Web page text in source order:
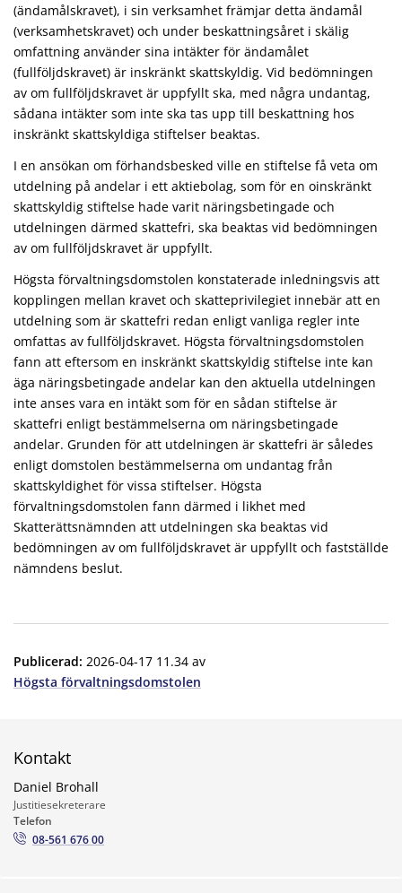
(ändamålskravet), i sin verksamhet främjar detta ändamål
(verksamhetskravet) och under beskattningsåret i skälig
omfattning använder sina intäkter för ändamålet
(fullföljdskravet) är inskränkt skattskyldig. Vid bedömningen
av om fullföljdskravet är uppfyllt ska, med några undantag,
sådana intäkter som inte ska tas upp till beskattning hos
inskränkt skattskyldiga stiftelser beaktas.
I en ansökan om förhandsbesked ville en stiftelse få veta om
utdelning på andelar i ett aktiebolag, som för en oinskränkt
skattskyldig stiftelse hade varit näringsbetingade och
utdelningen därmed skattefri, ska beaktas vid bedömningen
av om fullföljdskravet är uppfyllt.
Högsta förvaltningsdomstolen konstaterade inledningsvis att
kopplingen mellan kravet och skatteprivilegiet innebär att en
utdelning som är skattefri redan enligt vanliga regler inte
omfattas av fullföljdskravet. Högsta förvaltningsdomstolen
fann att eftersom en inskränkt skattskyldig stiftelse inte kan
äga näringsbetingade andelar kan den aktuella utdelningen
inte anses vara en intäkt som för en sådan stiftelse är
skattefri enligt bestämmelserna om näringsbetingade
andelar. Grunden för att utdelningen är skattefri är således
enligt domstolen bestämmelserna om undantag från
skattskyldighet för vissa stiftelser. Högsta
förvaltningsdomstolen fann därmed i likhet med
Skatterättsnämnden att utdelningen ska beaktas vid
bedömningen av om fullföljdskravet är uppfyllt och fastställde
nämndens beslut.
Publicerad: 2026-04-17 11.34 av
Högsta förvaltningsdomstolen
Kontakt
Daniel Brohall
Justitiesekreterare
Telefon
08-561 676 00